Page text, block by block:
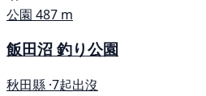
公園 487 m
飯田沼 釣り公園
秋田縣 ·7起出沒